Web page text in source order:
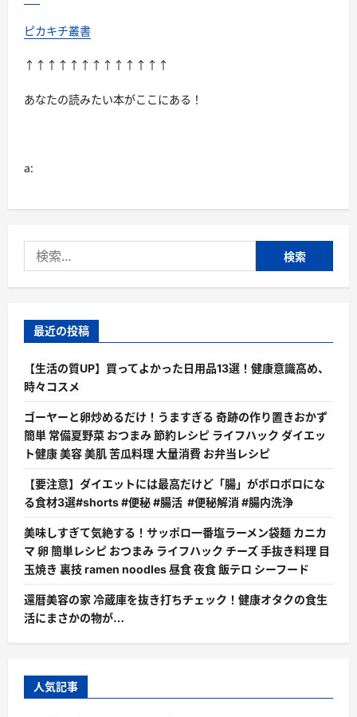
ピカキチ叢書
↑↑↑↑↑↑↑↑↑↑↑↑↑
あなたの読みたい本がここにある！
a:
索:
最近の投稿
【生活の質UP】買ってよかった日用品13選！健康意識高め、
時々コスメ
ゴーヤーと卵炒めるだけ！うますぎる 奇跡の作り置きおかず
簡単 常備夏野菜 おつまみ 節約レシピ ライフハック ダイエッ
ト健康 美容 美肌 苦瓜料理 大量消費 お弁当レシピ
【要注意】ダイエットには最高だけど「腸」がボロボロにな
る食材3選#shorts #便秘 #腸活 #便秘解消 #腸内洗浄
美味しすぎて気絶する！サッポロ一番塩ラーメン袋麺 カニカ
マ 卵 簡単レシピ おつまみ ライフハック チーズ 手抜き料理 目
玉焼き 裏技 ramen noodles 昼食 夜食 飯テロ シーフード
還暦美容の家 冷蔵庫を抜き打ちチェック！健康オタクの食生
活にまさかの物が…
人気記事